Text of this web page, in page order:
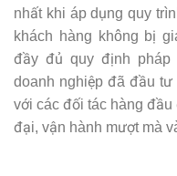
nhất khi áp dụng quy
khách hàng không bị
đầy đủ quy định
doanh nghiệp đã đầu tư
với các đối tác hàng đầu
đại, vận hành mượt mà